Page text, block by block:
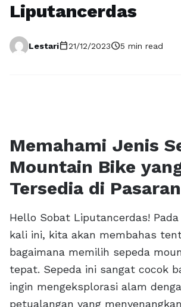
Liputancerdas
Lestaricalendar_today21/12/2023schedule5 min read
Memahami Jenis
Mountain Bike
Tersedia di Pasaran
Hello Sobat Liputancerdas!
kali ini, kita akan membahas
bagaimana memilih sepeda
tepat. Sepeda ini sangat cocok
ingin mengeksplorasi alam
petualangan yang